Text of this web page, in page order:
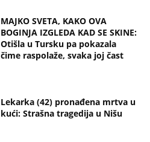
MAJKO SVETA, KAKO OVA
BOGINJA IZGLEDA KAD SE SKINE:
Otišla u Tursku pa pokazala
čime raspolaže, svaka joj čast
Lekarka (42) pronađena mrtva u
kući: Strašna tragedija u Nišu